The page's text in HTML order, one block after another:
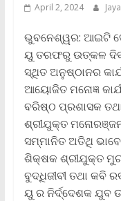
April 2, 2024
ଭୁବନେଶ୍ୱର: ଆଇଟି
ୟୁ ତରଫରୁ ଉତ୍କଳ
ସ୍ଥିତ ଅନୁଷ୍ଠାନର
ଆୟୋଜିତ ମନୋଜ୍ଞ
ବରିଷ୍ଠ ପ୍ରଶାସକ
ଶ୍ରୀଯୁକ୍ତ
ସମ୍ମାନିତ ଅତିଥି
ଶିକ୍ଷକ ଶ୍ରୀଯୁକ୍ତ
ବୁଦ୍ଧିଜୀବୀ ତଥା କବି
ୟୁ ର ନିର୍ଦ୍ଦେଶକ ଯୁବ